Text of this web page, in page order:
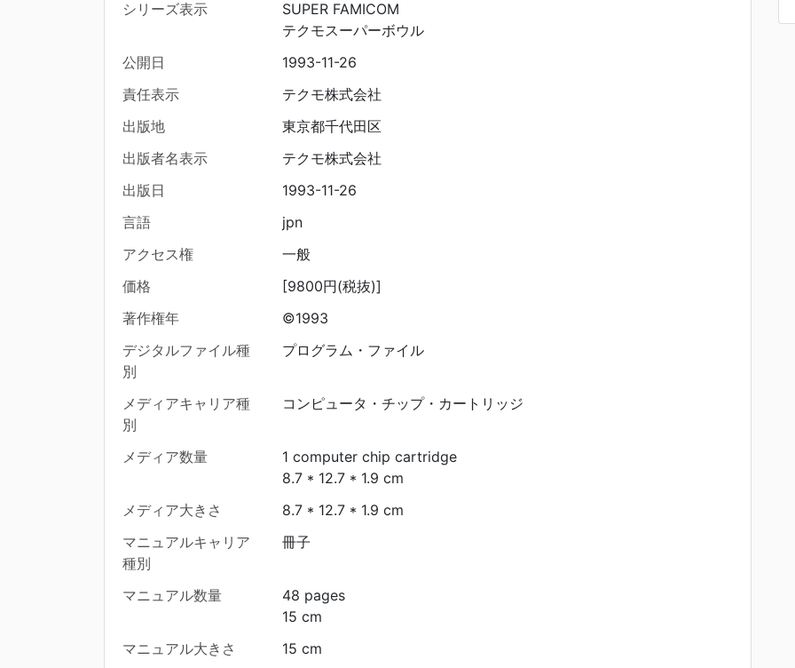
シリーズ表示
SUPER FAMICOM
テクモスーパーボウル
公開日
1993-11-26
責任表示
テクモ株式会社
出版地
東京都千代田区
出版者名表示
テクモ株式会社
出版日
1993-11-26
言語
jpn
アクセス権
一般
価格
[9800円(税抜)]
著作権年
©1993
デジタルファイル種
別
プログラム・ファイル
メディアキャリア種
別
コンピュータ・チップ・カートリッジ
メディア数量
1 computer chip cartridge
8.7 * 12.7 * 1.9 cm
メディア大きさ
8.7 * 12.7 * 1.9 cm
マニュアルキャリア
種別
冊子
マニュアル数量
48 pages
15 cm
マニュアル大きさ
15 cm